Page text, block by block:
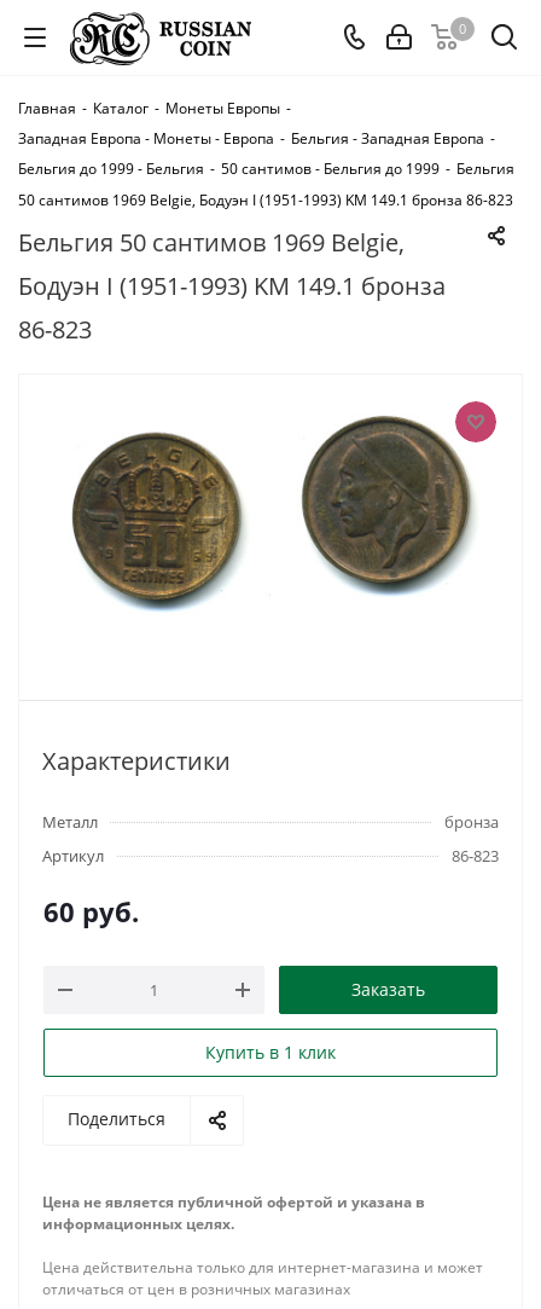
0
Главная - Каталог - Монеты Европы -
Западная Европа - Монеты - Европа - Бельгия - Западная Европа -
Бельгия до 1999 - Бельгия - 50 сантимов - Бельгия до 1999 - Бельгия
50 сантимов 1969 Belgie, Бодуэн I (1951-1993) KM 149.1 бронза 86-823
Бельгия 50 сантимов 1969 Belgie,
Бодуэн I (1951-1993) KM 149.1 бронза
86-823
Характеристики
Металл
бронза
Артикул
86-823
60 руб.
Заказать
Купить в 1 клик
Поделиться
Цена не является публичной офертой и указана в
информационных целях.
Цена действительна только для интернет-магазина и может
отличаться от цен в розничных магазинах